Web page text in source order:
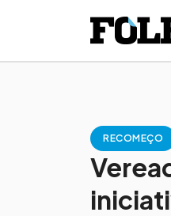
RECOMEÇO